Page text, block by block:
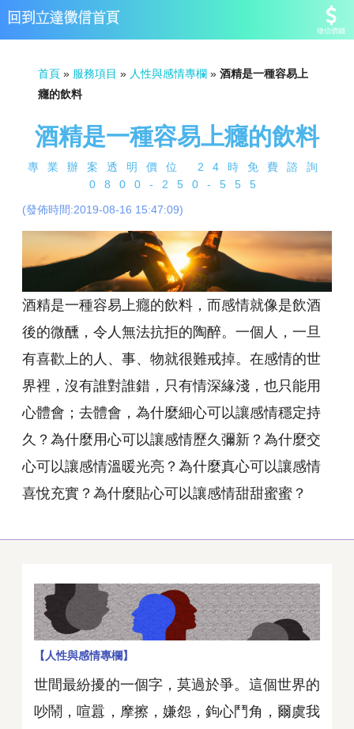
徵信價錢
首頁 » 服務項目 » 人性與感情專欄 » 酒精是一種容易上
癮的飲料
酒精是一種容易上癮的飲料
專業辦案透明價位 24時免費諮詢
0800-250-555
(發佈時間:2019-08-16 15:47:09)
酒精是一種容易上癮的飲料，而感情就像是飲酒
後的微醺，令人無法抗拒的陶醉。一個人，一旦
有喜歡上的人、事、物就很難戒掉。在感情的世
界裡，沒有誰對誰錯，只有情深緣淺，也只能用
心體會；去體會，為什麼細心可以讓感情穩定持
久？為什麼用心可以讓感情歷久彌新？為什麼交
心可以讓感情溫暖光亮？為什麼真心可以讓感情
喜悅充實？為什麼貼心可以讓感情甜甜蜜蜜？
【人性與感情專欄】
世間最紛擾的一個字，莫過於爭。這個世界的
吵鬧，喧囂，摩擦，嫌怨，鉤心鬥角，爾虞我